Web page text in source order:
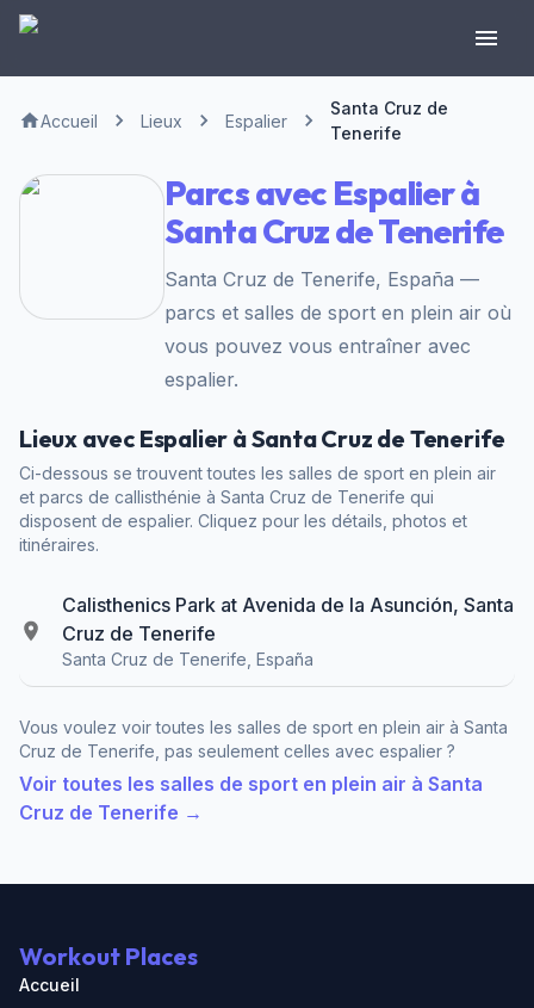
Accueil Lieux Espalier
Santa Cruz de
Tenerife
Parcs avec Espalier à
Santa Cruz de Tenerife
Santa Cruz de Tenerife, España —
parcs et salles de sport en plein air où
vous pouvez vous entraîner avec
espalier.
Lieux avec Espalier à Santa Cruz de Tenerife
Ci-dessous se trouvent toutes les salles de sport en plein air
et parcs de callisthénie à Santa Cruz de Tenerife qui
disposent de espalier. Cliquez pour les détails, photos et
itinéraires.
Calisthenics Park at Avenida de la Asunción, Santa
Cruz de Tenerife
Santa Cruz de Tenerife, España
Vous voulez voir toutes les salles de sport en plein air à Santa
Cruz de Tenerife, pas seulement celles avec espalier ?
Voir toutes les salles de sport en plein air à Santa
Cruz de Tenerife →
Workout Places
Accueil